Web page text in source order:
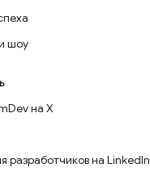
шоу
на X
разработчиков на LinkedIn